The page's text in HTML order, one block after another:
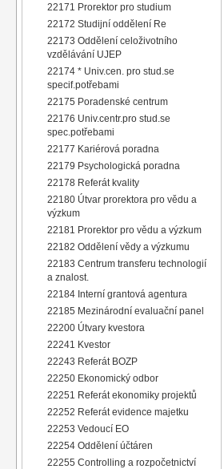
22171 Prorektor pro studium
22172 Studijní oddělení Re
22173 Oddělení celoživotního
vzdělávání UJEP
22174 * Univ.cen. pro stud.se
specif.potřebami
22175 Poradenské centrum
22176 Univ.centr.pro stud.se
spec.potřebami
22177 Kariérová poradna
22179 Psychologická poradna
22178 Referát kvality
22180 Útvar prorektora pro vědu a
výzkum
22181 Prorektor pro vědu a výzkum
22182 Oddělení vědy a výzkumu
22183 Centrum transferu technologií
a znalost.
22184 Interní grantová agentura
22185 Mezinárodní evaluační panel
22200 Útvary kvestora
22241 Kvestor
22243 Referát BOZP
22250 Ekonomický odbor
22251 Referát ekonomiky projektů
22252 Referát evidence majetku
22253 Vedoucí EO
22254 Oddělení účtáren
22255 Controlling a rozpočetnictví